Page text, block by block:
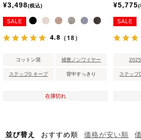
¥3,498 税込
SALE
4.8 （18）
コットン混 補整ノンワイヤー
ステップ0 キープ 背中すっきり
在庫切れ
¥5,775
SALE
ステップ
並び替え おすすめ順 価格が安い順